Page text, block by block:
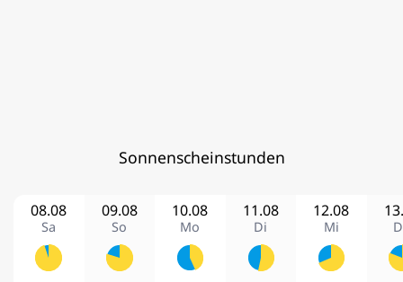
Sonnenscheinstunden
08.08
Sa
09.08
So
10.08
Mo
11.08
Di
12.08
Mi